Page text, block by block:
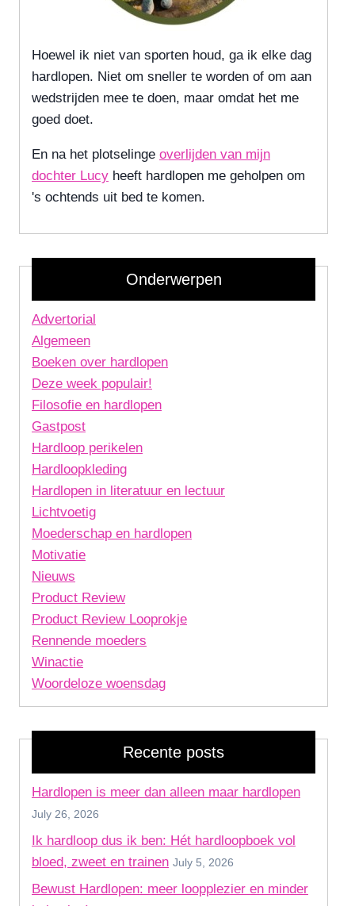
Hoewel ik niet van sporten houd, ga ik elke dag
hardlopen. Niet om sneller te worden of om aan
wedstrijden mee te doen, maar omdat het me
goed doet.
En na het plotselinge overlijden van mijn
dochter Lucy heeft hardlopen me geholpen om
's ochtends uit bed te komen.
Onderwerpen
Advertorial
Algemeen
Boeken over hardlopen
Deze week populair!
Filosofie en hardlopen
Gastpost
Hardloop perikelen
Hardloopkleding
Hardlopen in literatuur en lectuur
Lichtvoetig
Moederschap en hardlopen
Motivatie
Nieuws
Product Review
Product Review Looprokje
Rennende moeders
Winactie
Woordeloze woensdag
Recente posts
Hardlopen is meer dan alleen maar hardlopen
July 26, 2026
Ik hardloop dus ik ben: Hét hardloopboek vol
bloed, zweet en trainen July 5, 2026
Bewust Hardlopen: meer loopplezier en minder